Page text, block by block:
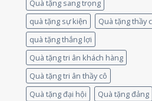
Quà tặng sang trọng
quà tặng sự kiện
Quà tặng thầy
quà tặng thắng lợi
Quà tặng tri ân khách hàng
Quà tặng tri ân thầy cô
Quà tặng đại hội
Quà tặng đảng